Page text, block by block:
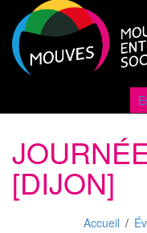
[DIJON]
Accueil